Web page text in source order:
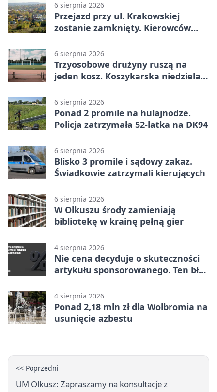
6 sierpnia 2026
Przejazd przy ul. Krakowskiej
zostanie zamknięty. Kierowców
6 sierpnia 2026
Trzyosobowe drużyny ruszą na
jeden kosz. Koszykarska niedziela
6 sierpnia 2026
Ponad 2 promile na hulajnodze.
Policja zatrzymała 52-latka na DK94
6 sierpnia 2026
Blisko 3 promile i sądowy zakaz.
Świadkowie zatrzymali kierujących
6 sierpnia 2026
W Olkuszu środy zamieniają
bibliotekę w krainę pełną gier
4 sierpnia 2026
Nie cena decyduje o skuteczności
artykułu sponsorowanego. Ten błąd
4 sierpnia 2026
Ponad 2,18 mln zł dla Wolbromia na
usunięcie azbestu
<< Poprzedni
UM Olkusz: Zapraszamy na konsultacje z